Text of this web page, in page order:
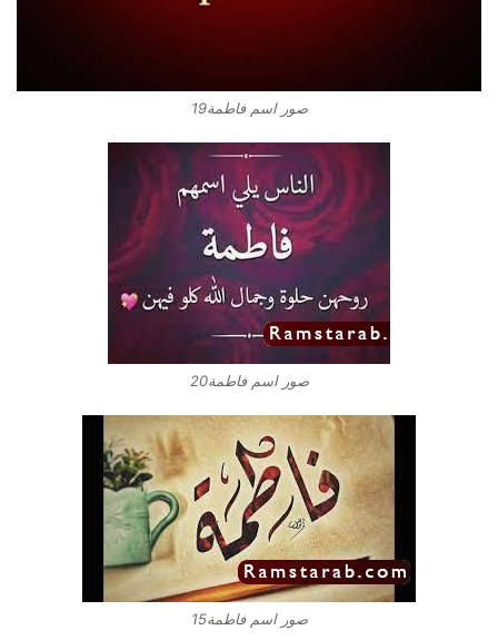
صور اسم فاطمة19
صور اسم فاطمة20
صور اسم فاطمة15